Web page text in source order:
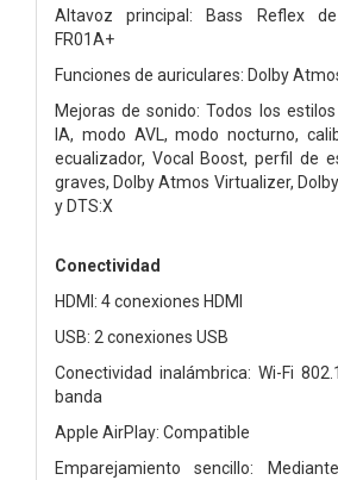
Altavoz principal: Bass Reflex
FR01A+
Funciones de auriculares: Dolby
Mejoras de sonido: Todos los
IA, modo AVL, modo nocturno,
ecualizador, Vocal Boost, perfil de
graves, Dolby Atmos Virtualizer,
y DTS:X
Conectividad
HDMI: 4 conexiones HDMI
USB: 2 conexiones USB
Conectividad inalámbrica: Wi-Fi
banda
Apple AirPlay: Compatible
Emparejamiento sencillo: